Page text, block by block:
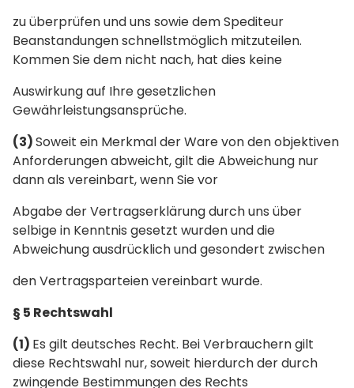
zu überprüfen und uns sowie dem Spediteur
Beanstandungen schnellstmöglich mitzuteilen.
Kommen Sie dem nicht nach, hat dies keine
Auswirkung auf Ihre gesetzlichen
Gewährleistungsansprüche.
(3)Soweit ein Merkmal der Ware von den objektiven
Anforderungen abweicht, gilt die Abweichung nur
dann als vereinbart, wenn Sie vor
Abgabe der Vertragserklärung durch uns über
selbige in Kenntnis gesetzt wurden und die
Abweichung ausdrücklich und gesondert zwischen
den Vertragsparteien vereinbart wurde.
§ 5 Rechtswahl
(1) Es gilt deutsches Recht. Bei Verbrauchern gilt
diese Rechtswahl nur, soweit hierdurch der durch
zwingende Bestimmungen des Rechts